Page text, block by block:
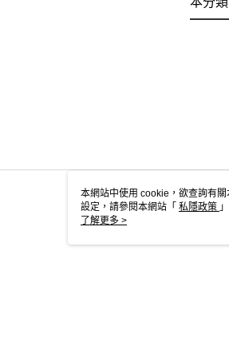
本網站中使用 cookie，欲查詢有
設定，請參閱本網站「 私隱政策
用 cookie。
了解更多 >